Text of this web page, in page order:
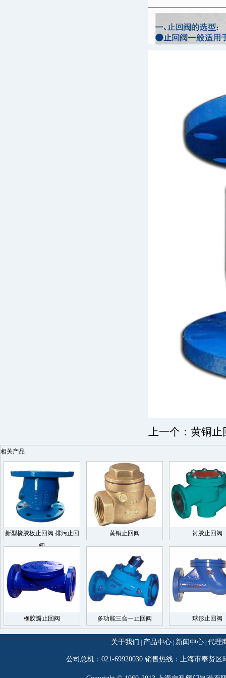
上一个： 黄铜止
相关产品
新型橡胶板止回阀 排污止回
阀
黄铜止回阀 衬胶止回阀
橡胶瓣止回阀 多功能三合一止回阀 球形止回阀
关于我们 | 产品中心| 新闻中心| 代理
公司总机：021-69920030 销售热线：上海市奉贤区